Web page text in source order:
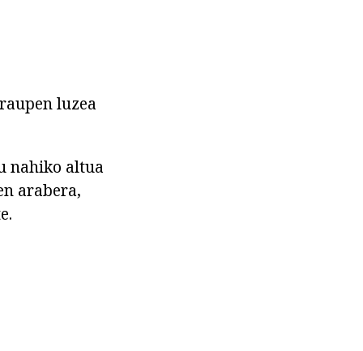
luzea
nahiko altua
arabera,